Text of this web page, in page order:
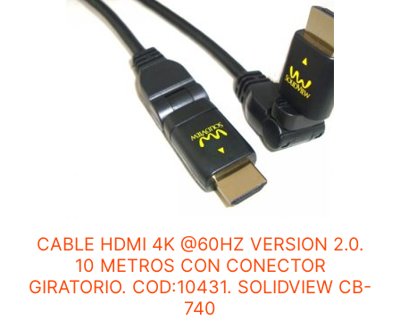
CABLE HDMI 4K @60HZ VERSION 2.0.
10 METROS CON CONECTOR
GIRATORIO. COD:10431. SOLIDVIEW CB-
740